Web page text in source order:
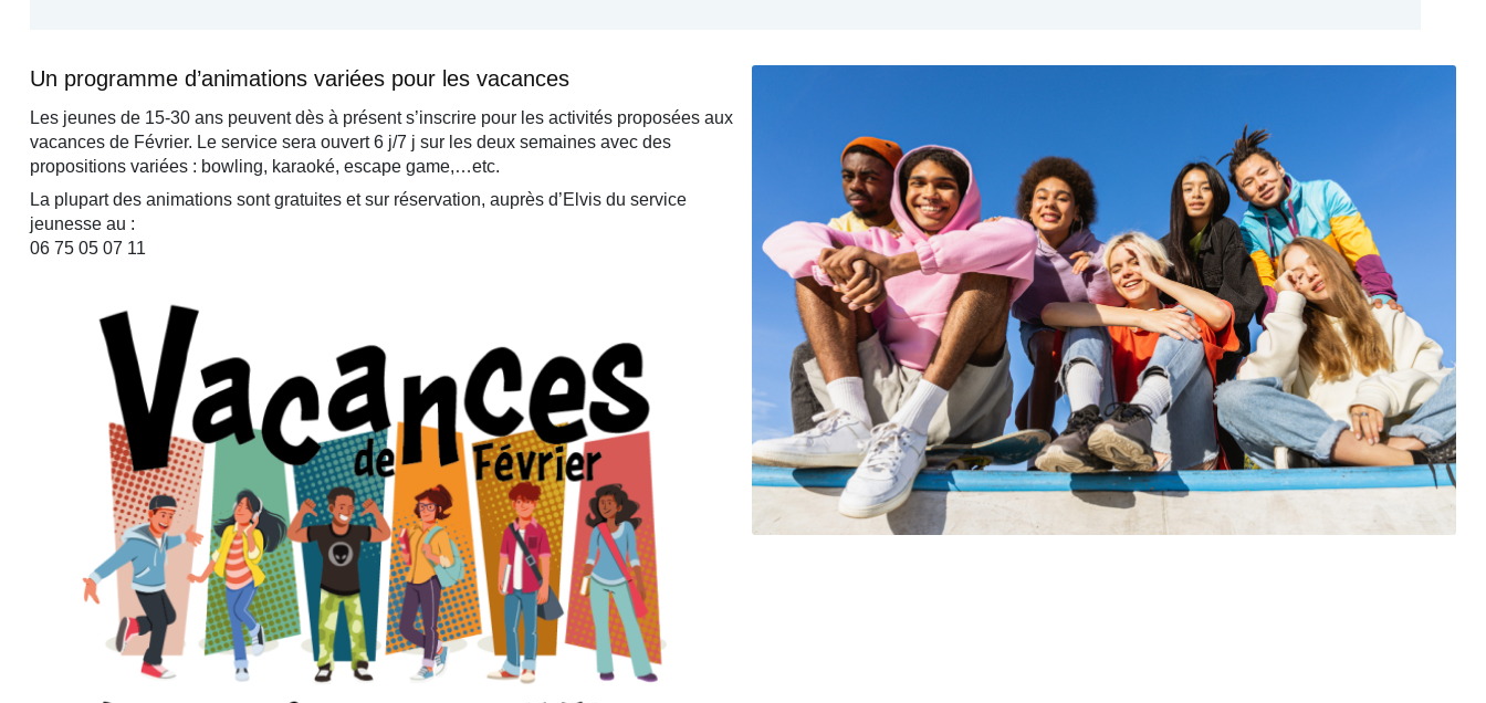
Un programme d’animations variées pour les vacances
Les jeunes de 15-30 ans peuvent dès à présent s’inscrire pour les activités proposées aux
vacances de Février. Le service sera ouvert 6 j/7 j sur les deux semaines avec des
propositions variées : bowling, karaoké, escape game,…etc.
La plupart des animations sont gratuites et sur réservation, auprès d’Elvis du service
jeunesse au :
06 75 05 07 11